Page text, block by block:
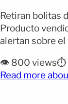
Retiran bolitas
Producto
alertan sobre
para personas
por Khong
👁️ 800 views⏱️
Read more